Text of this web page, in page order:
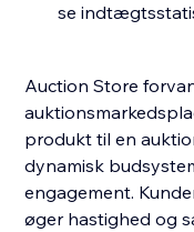
se
Auction Store
produkt til en
dynamisk
engagement.
øger hastighed og